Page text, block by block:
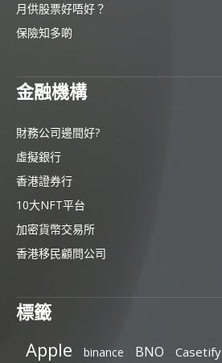
月供股票好唔好？
保險知多啲
金融機構
財務公司邊間好?
虛擬銀行
香港證券行
10大NFT平台
加密貨幣交易所
香港移民顧問公司
標籤
Apple binance BNO Casetify